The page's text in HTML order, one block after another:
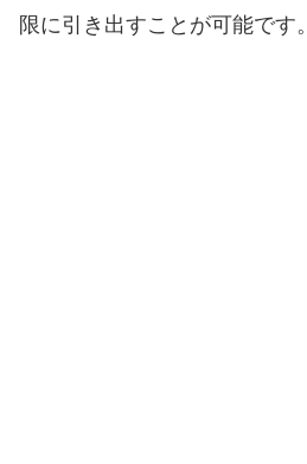
限に引き出すことが可能です。